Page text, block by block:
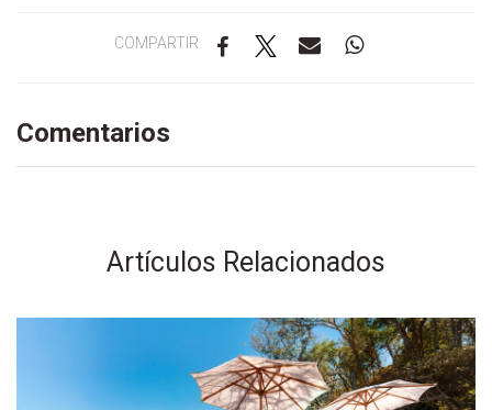
COMPARTIR
Comentarios
Artículos Relacionados